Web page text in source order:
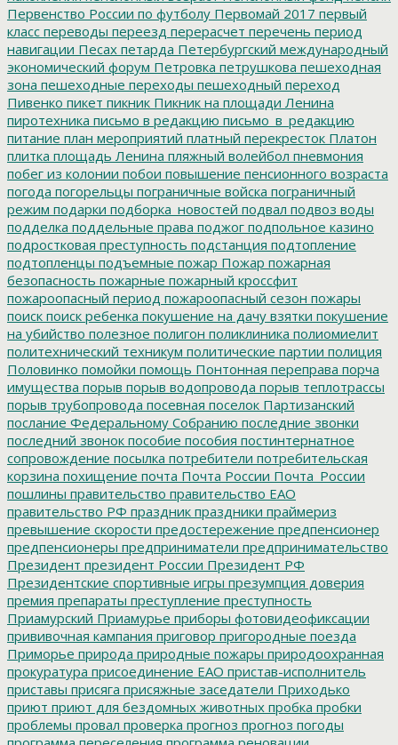
Первенство России по футболу Первомай 2017 первый
класс переводы переезд перерасчет перечень период
навигации Песах петарда Петербургский международный
экономический форум Петровка петрушкова пешеходная
зона пешеходные переходы пешеходный переход
Пивенко пикет пикник Пикник на площади Ленина
пиротехника письмо в редакцию письмо_в_редакцию
питание план мероприятий платный перекресток Платон
плитка площадь Ленина пляжный волейбол пневмония
побег из колонии побои повышение пенсионного возраста
погода погорельцы пограничные войска пограничный
режим подарки подборка_новостей подвал подвоз воды
подделка поддельные права поджог подпольное казино
подростковая преступность подстанция подтопление
подтопленцы подъемные пожар Пожар пожарная
безопасность пожарные пожарный кроссфит
пожароопасный период пожароопасный сезон пожары
поиск поиск ребенка покушение на дачу взятки покушение
на убийство полезное полигон поликлиника полиомиелит
политехнический техникум политические партии полиция
Половинко помойки помощь Понтонная переправа порча
имущества порыв порыв водопровода порыв теплотрассы
порыв трубопровода посевная поселок Партизанский
послание Федеральному Собранию последние звонки
последний звонок пособие пособия постинтернатное
сопровождение посылка потребители потребительская
корзина похищение почта Почта России Почта_России
пошлины правительство правительство ЕАО
правительство РФ праздник праздники праймериз
превышение скорости предостережение предпенсионер
предпенсионеры предприниматели предпринимательство
Президент президент России Президент РФ
Президентские спортивные игры презумпция доверия
премия препараты преступление преступность
Приамурский Приамурье приборы фотовидеофиксации
прививочная кампания приговор пригородные поезда
Приморье природа природные пожары природоохранная
прокуратура присоединение ЕАО пристав-исполнитель
приставы присяга присяжные заседатели Приходько
приют приют для бездомных животных пробка пробки
проблемы провал проверка прогноз прогноз погоды